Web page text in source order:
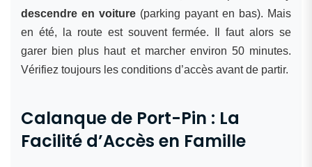
descendre en voiture (parking payant en bas). Mais
en été, la route est souvent fermée. Il faut alors se
garer bien plus haut et marcher environ 50 minutes.
Vérifiez toujours les conditions d’accès avant de partir.
Calanque de Port-Pin : La
Facilité d’Accès en Famille